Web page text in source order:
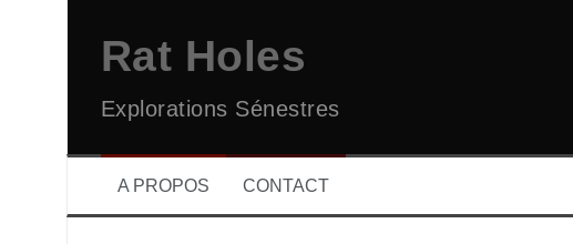
Rat Holes
Explorations Sénestres
A PROPOS CONTACT